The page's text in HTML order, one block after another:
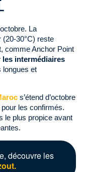
La
(20-30°C) reste
comme Anchor Point
intermédiaires
longues et
s’étend d’octobre
les confirmés.
le plus propice avant
découvre les